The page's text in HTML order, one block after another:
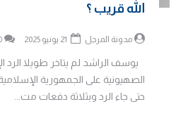
الله قريب ؟
مدونة المرجل
يوسف الراشد لم يتاخر طويلا الرد
الصهيونية على الجمهورية
حتى جاء الرد وبثلاثة دفعات مت...